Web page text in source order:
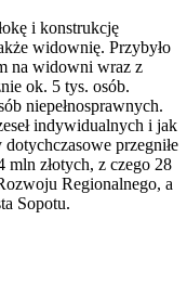
i konstrukcję
widownię. Przybyło
na widowni wraz z
ok. 5 tys. osób.
niepełnosprawnych.
indywidualnych i jak
przegniłe
mln złotych, z czego 28
Regionalnego, a
Sopotu.